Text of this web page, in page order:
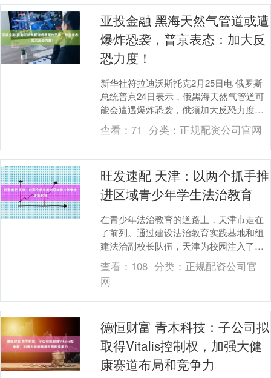
亚投金融 黑海天然气管道或遭
爆炸恐袭，普京表态：加大反
恐力度！
新华社符拉迪沃斯托克2月25日电 俄罗斯
总统普京24日表示，俄黑海天然气管道可
能会遭遇爆炸恐袭，俄须加大反恐力度。
据克里姆林宫网站消息，普京当天在俄联
邦安全局....
查看：71 分类： 正规配资公司官网
旺发速配 天津：以两个抓手推
进区域青少年学生法治教育
在青少年法治教育的道路上，天津市走在
了前列。通过建设法治教育实践基地和组
建法治副校长队伍，天津为校园注入了专
业法治力量，让法治精神深深扎根于青少
年心中。 法治教....
查看： 108 分类： 正规配资公司官
网
德恒财富 青木科技：子公司拟
取得Vitalis控制权，加强大健
康赛道布局和竞争力